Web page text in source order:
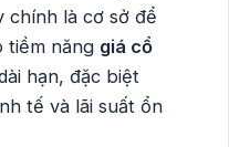
chính là cơ sở để
tiềm năng giá cổ
hạn, đặc biệt
tế và lãi suất ổn